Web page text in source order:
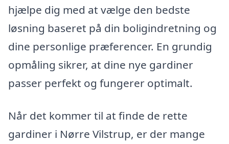
hjælpe dig med at vælge den bedste
løsning baseret på din boligindretning og
dine personlige præferencer. En grundig
opmåling sikrer, at dine nye gardiner
passer perfekt og fungerer optimalt.
Når det kommer til at finde de rette
gardiner i Nørre Vilstrup, er der mange